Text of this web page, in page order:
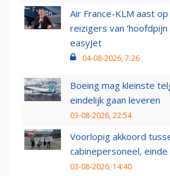
Air France-KLM aast
reizigers van
easyJet
04-08-2026, 7:26
Boeing mag kleinste
eindelijk gaan leveren
03-08-2026, 22:54
Voorlopig akkoord
cabinepersoneel,
03-08-2026, 14:40